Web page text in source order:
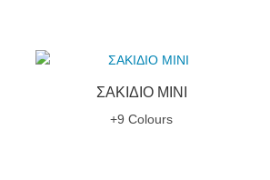
ΣΑΚΙΔΙΟ MINI
+9 Colours